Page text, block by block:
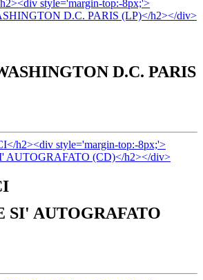
D.C. PARIS
SI' AUTOGRAFATO